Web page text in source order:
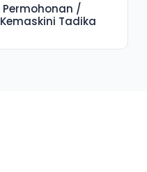
Permohonan /
Kemaskini Tadika